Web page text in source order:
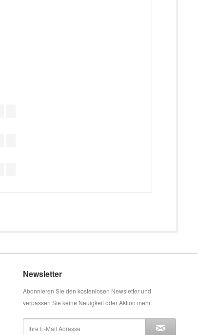
Newsletter
Abonnieren Sie den kostenlosen Newsletter und
verpassen Sie keine Neuigkeit oder Aktion mehr.